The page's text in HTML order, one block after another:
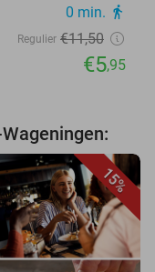
0 min. directions_walk
Regulier €11,50
€5,95
15%